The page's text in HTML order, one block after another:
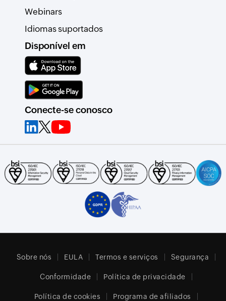
Webinars
Idiomas suportados
Disponível em
Conecte-se conosco
Sobre nós EULA Termos e serviços Segurança
Conformidade Política de privacidade
Política de cookies Programa de afiliados